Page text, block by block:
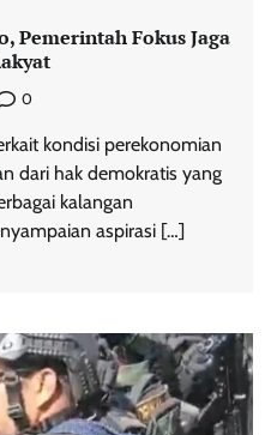
Pemerintah Fokus Jaga
0
kondisi perekonomian
dari hak demokratis yang
kalangan
aspirasi […]